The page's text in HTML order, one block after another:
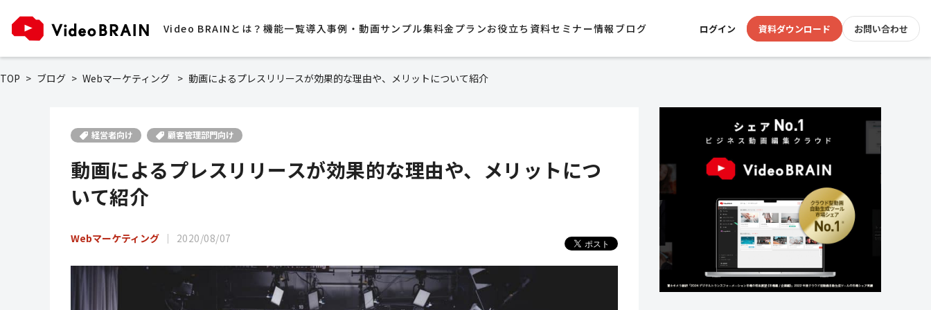
Video BRAINとは？ 機能一覧導入事例・動画サンプル集​料金プランお役立ち資料セミナー情報 ブログ ログイン 資料ダウンロード お問い合わせ
TOP ブログ Webマーケティング 動画によるプレスリリースが効果的な理由や、メリットについて紹介
動画によるプレスリリースが効果的な理由や、メリットにつ
いて紹介
経営者向け 顧客管理部門向け
Webマーケティング 2020/08/07